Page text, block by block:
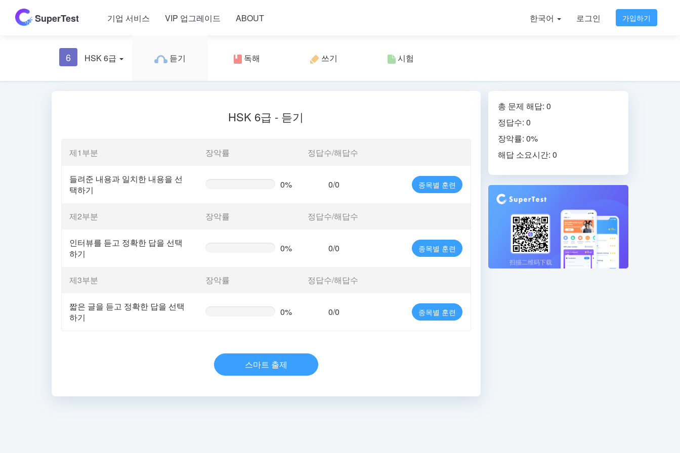
SuperTest 기업 서비스 VIP 업그레이드 ABOUT 한국어 로그인 가입하기
6 HSK 6급 듣기 독해 쓰기 시험
HSK 6급 - 듣기
제1부분 장악률 정답수/해답수
들려준 내용과 일치한 내용을 선
택하기
0% 0/0 종목별 훈련
제2부분 장악률 정답수/해답수
인터뷰를 듣고 정확한 답을 선택
하기
0% 0/0 종목별 훈련
제3부분 장악률 정답수/해답수
짧은 글을 듣고 정확한 답을 선택
하기
0% 0/0 종목별 훈련
스마트 출제
총 문제 해답: 0
정답수: 0
장악률: 0%
해답 소요시간: 0
扫描二维码下载